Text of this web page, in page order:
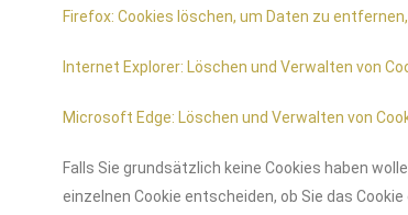
Firefox: Cookies löschen, um Daten zu
Internet Explorer: Löschen und Verwalten von
Microsoft Edge: Löschen und Verwalten von
Falls Sie grundsätzlich keine Cookies haben
einzelnen Cookie entscheiden, ob Sie das